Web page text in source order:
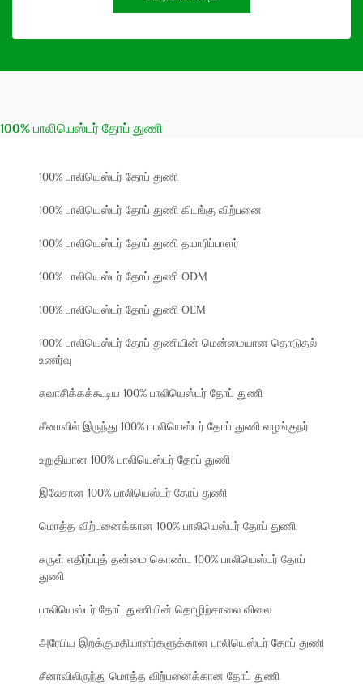
100% பாலியெஸ்டர் தோப் துணி
100% பாலியெஸ்டர் தோப் துணி
100% பாலியெஸ்டர் தோப் துணி கிடங்கு விற்பனை
100% பாலியெஸ்டர் தோப் துணி தயாரிப்பாளர்
100% பாலியெஸ்டர் தோப் துணி ODM
100% பாலியெஸ்டர் தோப் துணி OEM
100% பாலியெஸ்டர் தோப் துணியின் மென்மையான தொடுதல்
உணர்வு
சுவாசிக்கக்கூடிய 100% பாலியெஸ்டர் தோப் துணி
சீனாவில் இருந்து 100% பாலியெஸ்டர் தோப் துணி வழங்குநர்
உறுதியான 100% பாலியெஸ்டர் தோப் துணி
இலேசான 100% பாலியெஸ்டர் தோப் துணி
மொத்த விற்பனைக்கான 100% பாலியெஸ்டர் தோப் துணி
சுருள் எதிர்ப்புத் தன்மை கொண்ட 100% பாலியெஸ்டர் தோப்
துணி
பாலியெஸ்டர் தோப் துணியின் தொழிற்சாலை விலை
அரேபிய இறக்குமதியாளர்களுக்கான பாலியெஸ்டர் தோப் துணி
சீனாவிலிருந்து மொத்த விற்பனைக்கான தோப் துணி